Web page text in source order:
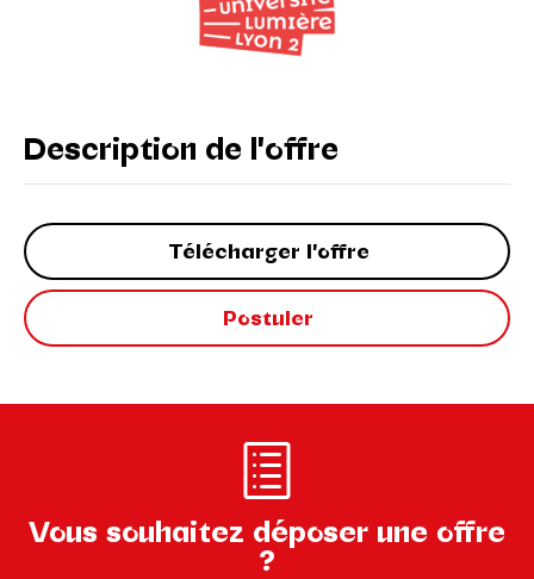
Description de l'offre
Télécharger l'offre
Postuler
Vous souhaitez déposer une offre
?